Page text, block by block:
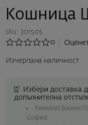
Кошница
sku: 301505
0
Изчерпана наличност
Избери доставка
допълнителна
Seewines Бизнес
София